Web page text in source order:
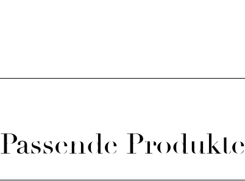
Passende Produkte